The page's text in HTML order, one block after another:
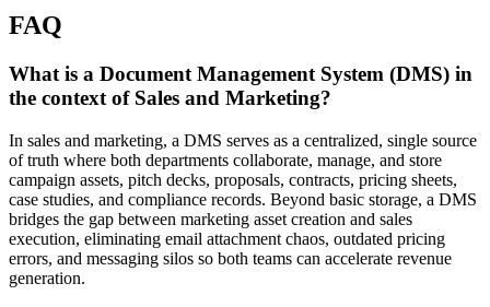
FAQ
What is a Document Management System (DMS) in
the context of Sales and Marketing?
In sales and marketing, a DMS serves as a centralized, single source
of truth where both departments collaborate, manage, and store
campaign assets, pitch decks, proposals, contracts, pricing sheets,
case studies, and compliance records. Beyond basic storage, a DMS
bridges the gap between marketing asset creation and sales
execution, eliminating email attachment chaos, outdated pricing
errors, and messaging silos so both teams can accelerate revenue
generation.